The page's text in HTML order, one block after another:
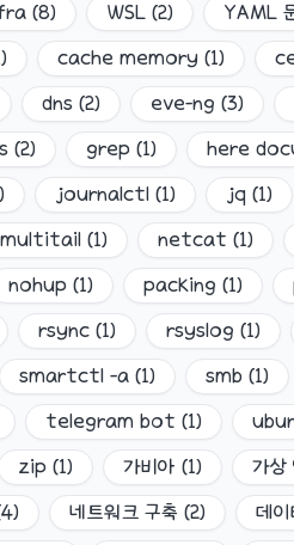
(8) WSL (2) YAML
) cache memory (1)
dns (2) eve-ng (3)
(2) grep (1) here
) journalctl (1) jq (1)
multitail (1) netcat (1)
nohup (1) packing (1)
rsync (1) rsyslog (1)
smartctl -a (1) smb (1)
telegram bot (1)
zip (1) 가비아 (1) 가상
4) 네트워크 구축 (2) 데